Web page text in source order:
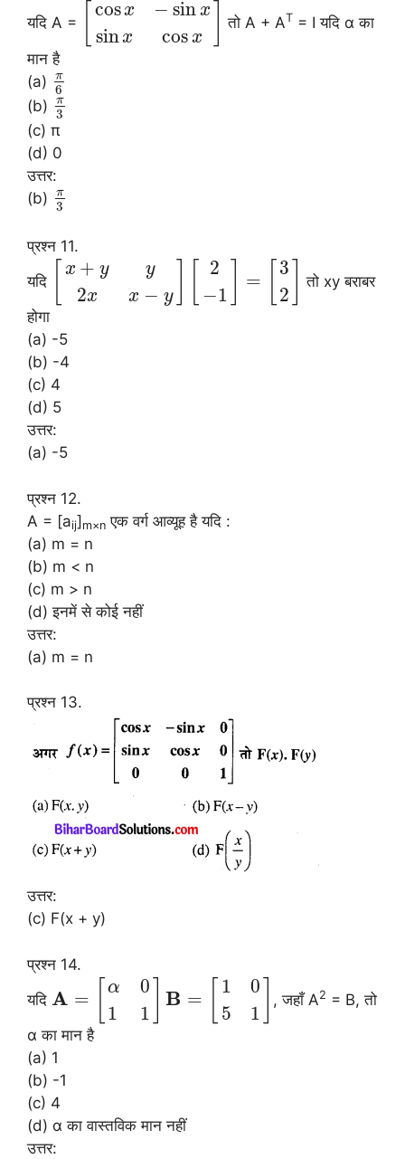
यदि A =
cosx
sinx
− sin x
cos x
तो A + AT = I यदि α का
मान है
(a)
π
6
(b) π
3
(c) π
(d) 0
उत्तर:
(b)
π
3
प्रश्न 11.
यदि
x + y
2x
y
x − y
2
−1
=
3
2
तो xy बराबर
होगा
(a) -5
(b) -4
(c) 4
(d) 5
उत्तर:
(a) -5
प्रश्न 12.
A = [aij]m×n एक वर्ग आव्यूह है यदि :
(a) m = n
(b) m < n
(c) m > n
(d) इनमें से कोई नहीं
उत्तर:
(a) m = n
प्रश्न 13.
उत्तर:
(c) F(x + y)
प्रश्न 14.
यदि A = α
1
0
1
B =
1
5
0
1
, जहाँ A2 = B, तो
α का मान है
(a) 1
(b) -1
(c) 4
(d) α का वास्तविक मान नहीं
उत्तर: